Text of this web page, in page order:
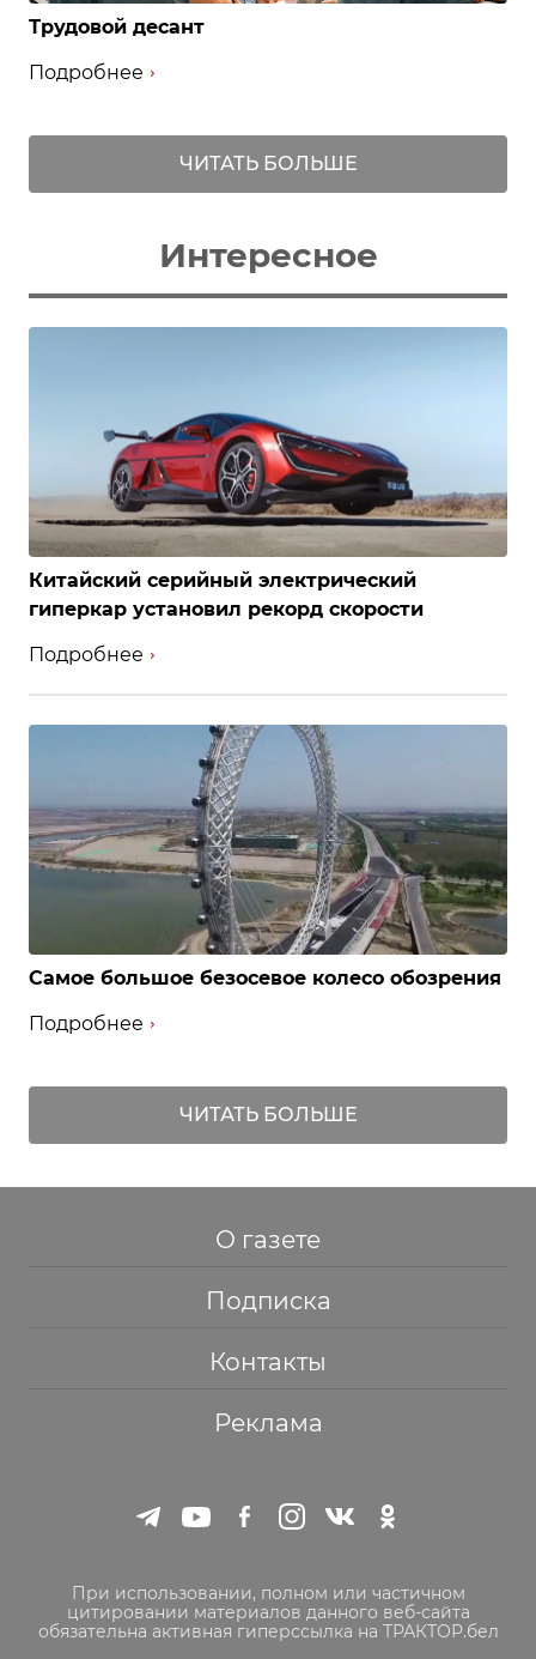
Трудовой десант
Подробнее
ЧИТАТЬ БОЛЬШЕ
Интересное
Китайский серийный электрический
гиперкар установил рекорд скорости
Подробнее
Самое большое безосевое колесо обозрения
Подробнее
ЧИТАТЬ БОЛЬШЕ
О газете
Подписка
Контакты
Реклама
При использовании, полном или частичном
цитировании материалов данного веб-сайта
обязательна активная гиперссылка на ТРАКТОР.бел